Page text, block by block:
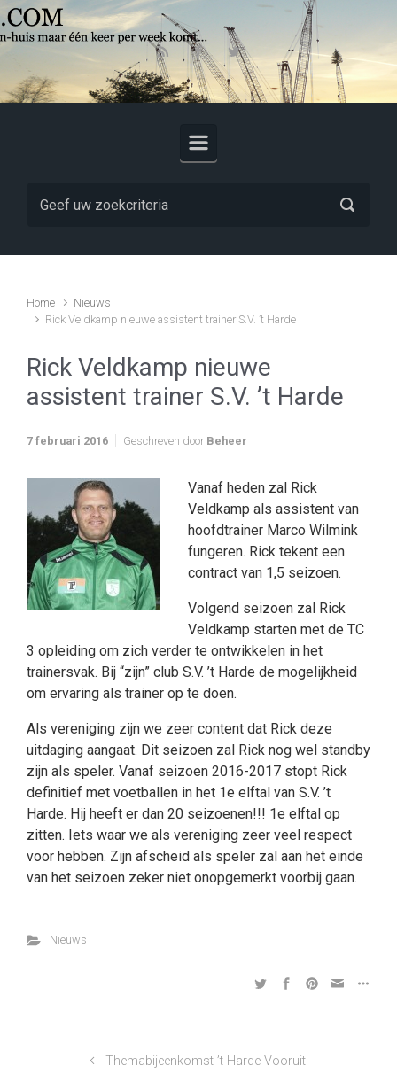
Skip to main content
Home
Nieuws
Rick Veldkamp nieuwe assistent trainer S.V. ’t Harde
Rick Veldkamp nieuwe
assistent trainer S.V. ’t Harde
7 februari 2016 Geschreven door Beheer
Vanaf heden zal Rick
Veldkamp als assistent van
hoofdtrainer Marco Wilmink
fungeren. Rick tekent een
contract van 1,5 seizoen.
Volgend seizoen zal Rick
Veldkamp starten met de TC
3 opleiding om zich verder te ontwikkelen in het
trainersvak. Bij “zijn” club S.V. ’t Harde de mogelijkheid
om ervaring als trainer op te doen.
Als vereniging zijn we zeer content dat Rick deze
uitdaging aangaat. Dit seizoen zal Rick nog wel standby
zijn als speler. Vanaf seizoen 2016-2017 stopt Rick
definitief met voetballen in het 1e elftal van S.V. ’t
Harde. Hij heeft er dan 20 seizoenen!!! 1e elftal op
zitten. Iets waar we als vereniging zeer veel respect
voor hebben. Zijn afscheid als speler zal aan het einde
van het seizoen zeker niet onopgemerkt voorbij gaan.
Nieuws
Themabijeenkomst ’t Harde Vooruit